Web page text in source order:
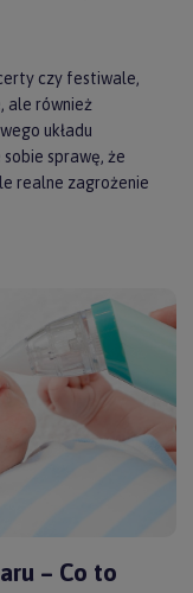
czy festiwale,
ale również
układu
sprawę, że
realne zagrożenie
jako zbędny
– Co to